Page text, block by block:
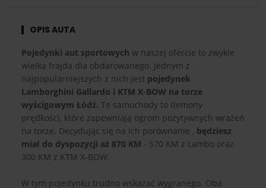
OPIS AUTA
Pojedynki aut sportowych w naszej ofercie to zwykle
wielka frajda dla obdarowanego. Jednym z
najpopularniejszych z nich jest pojedynek
Lamborghini Gallardo i KTM X-BOW na torze
wyścigowym Łódź. Te samochody to demony
prędkości, które zapewniają ogrom pozytywnych wrażeń
na torze. Decydując się na ich porównanie , będziesz
miał do dyspozycji aż 870 KM - 570 KM z Lambo oraz
300 KM z KTM X-BOW.
W tym pojedynku trudno wskazać wygranego. Oba